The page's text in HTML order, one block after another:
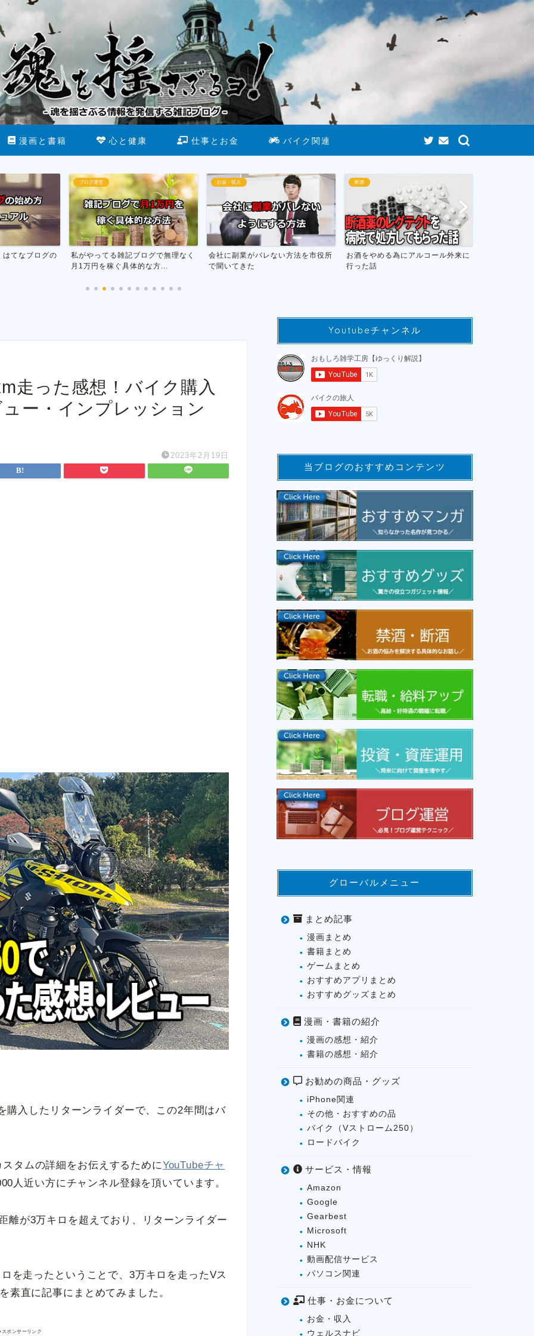
漫画と書籍 心と健康 仕事とお金 バイク関連
ログで無理なく
お金・収入
会社に副業がバレない方法を市役所
で聞いてきた
断酒
お酒をやめる為にアルコール外来に
行った話
断酒
お酒をやめて人生が変わったお話し
走った感想！バイク購入
ー・インプレッション
2023年2月19日
購入したリターンライダーで、この2年間はバ
タムの詳細をお伝えするためにYouTubeチャ
人近い方にチャンネル登録を頂いています。
離が3万キロを超えており、リターンライダー
を走ったということで、3万キロを走ったVス
素直に記事にまとめてみました。
スポンサーリンク
Youtubeチャンネル
当ブログのおすすめコンテンツ
グローバルメニュー
まとめ記事
漫画まとめ
書籍まとめ
ゲームまとめ
おすすめアプリまとめ
おすすめグッズまとめ
漫画・書籍の紹介
漫画の感想・紹介
書籍の感想・紹介
お勧めの商品・グッズ
iPhone関連
その他・おすすめの品
バイク（Vストローム250）
ロードバイク
サービス・情報
Amazon
Google
Gearbest
Microsoft
NHK
動画配信サービス
パソコン関連
仕事・お金について
お金・収入
ウェルスナビ